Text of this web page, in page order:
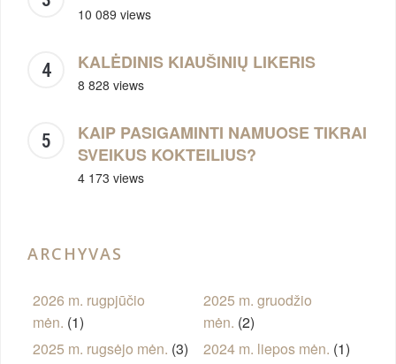
10 089 views
KALĖDINIS KIAUŠINIŲ LIKERIS
8 828 views
KAIP PASIGAMINTI NAMUOSE TIKRAI
SVEIKUS KOKTEILIUS?
4 173 views
ARCHYVAS
2026 m. rugpjūčio
mėn. (1)
2025 m. gruodžio
mėn. (2)
2025 m. rugsėjo mėn. (3) 2024 m. liepos mėn. (1)